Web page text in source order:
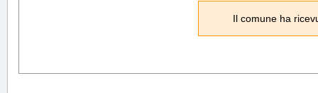
Il comune ha